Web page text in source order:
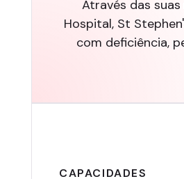
Através das
Hospital, St
com deficiência,
CAPACIDADES